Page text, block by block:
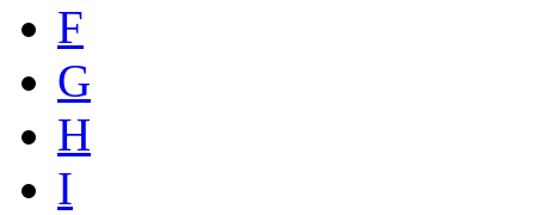
F
G
H
I